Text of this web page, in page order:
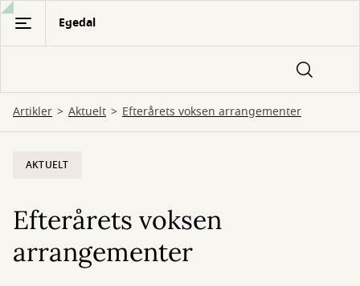
Gå
hovedindhold
Egedal
Artikler Aktuelt Efterårets voksen arrangementer
AKTUELT
Efterårets voksen
arrangementer